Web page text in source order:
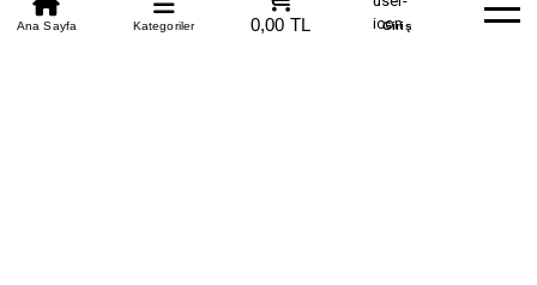
0850 305 09 70
Beden Tablosu Banka Hesapları Whatsapp Yardım
Ana Sayfa Kategoriler 0,00 TL Giriş